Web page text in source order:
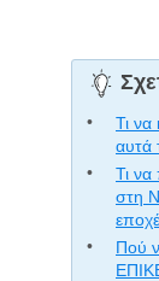
Τι να
αυτά
Τι να
στη
Πού